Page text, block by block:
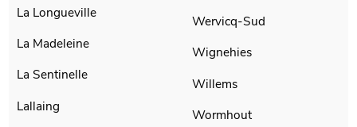
La Longueville
La Madeleine
La Sentinelle
Lallaing
Wervicq-Sud
Wignehies
Willems
Wormhout